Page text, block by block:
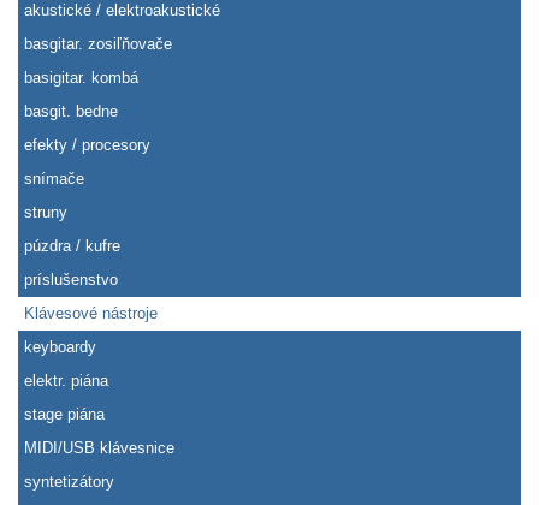
akustické / elektroakustické
basgitar. zosiľňovače
basigitar. kombá
basgit. bedne
efekty / procesory
snímače
struny
púzdra / kufre
príslušenstvo
Klávesové nástroje
keyboardy
elektr. piána
stage piána
MIDI/USB klávesnice
syntetizátory